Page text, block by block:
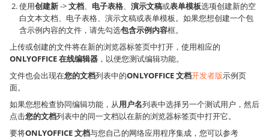
使用创建新->文档、 电子表格、 演示文稿或表单模板选项创建新的空
白文本文档、电子表格、演示文稿或表单模板。如果您想创建一个包
含示例内容的文件，请先勾选包含示例内容框。
上传或创建的文件将在新的浏览器标签页中打开，使用相应的
ONLYOFFICE 在线编辑器 ，以便您测试编辑功能。
文件也会出现在您的文档列表中的ONLYOFFICE 文档开发者版示例页
面。
如果您想检查协同编辑功能，从用户名列表中选择另一个测试用户，然后
点击您的文档列表中的同一文档以在新的浏览器标签页中打开它。
要将ONLYOFFICE 文档与您自己的网络应用程序集成，您可以参考